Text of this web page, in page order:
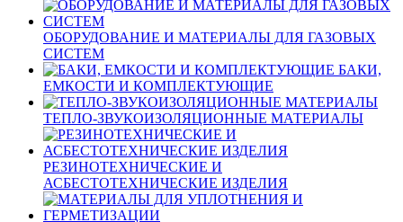
ОБОРУДОВАНИЕ И МАТЕРИАЛЫ ДЛЯ ГАЗОВЫХ
СИСТЕМ
БАКИ,
ЕМКОСТИ И КОМПЛЕКТУЮЩИЕ
ТЕПЛО-ЗВУКОИЗОЛЯЦИОННЫЕ МАТЕРИАЛЫ
РЕЗИНОТЕХНИЧЕСКИЕ И
АСБЕСТОТЕХНИЧЕСКИЕ ИЗДЕЛИЯ